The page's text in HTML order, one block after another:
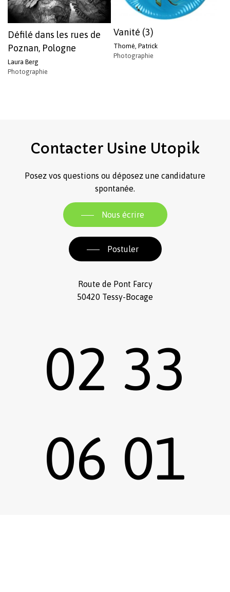
Sous-total :
Défilé dans les rues de
Poznan, Pologne
Laura Berg
Photographie
Vanité (3)
Thomé, Patrick
Photographie
Contacter Usine Utopik
Posez vos questions ou déposez une candidature
spontanée.
Nous écrire
Postuler
Route de Pont Farcy
50420 Tessy-Bocage
02 33
06 01